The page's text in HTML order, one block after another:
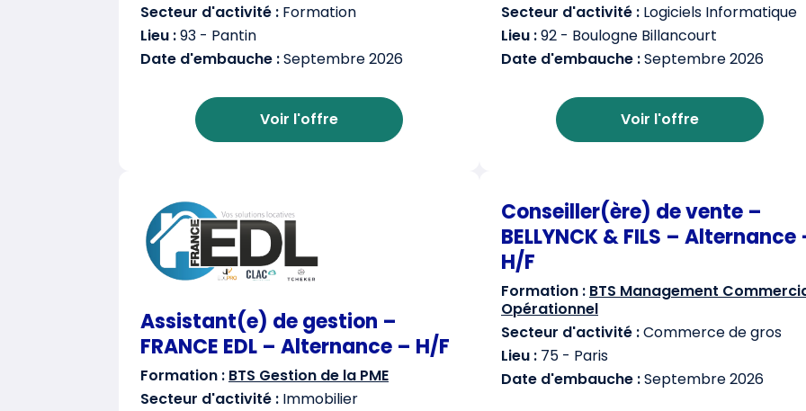
Secteur d'activité : Formation
Lieu :93 - Pantin
Date d'embauche :Septembre 2026
Voir l'offre
Secteur d'activité : Logiciels Informatique
Lieu :92 - Boulogne Billancourt
Date d'embauche :Septembre 2026
Voir l'offre
Assistant(e) de gestion –
FRANCE EDL – Alternance – H/F
Formation : BTS Gestion de la PME
Secteur d'activité : Immobilier
Conseiller(ère) de vente –
BELLYNCK & FILS – Alternance
H/F
Formation : BTS Management
Opérationnel
Secteur d'activité :Commerce de gros
Lieu : 75 - Paris
Date d'embauche :Septembre 2026